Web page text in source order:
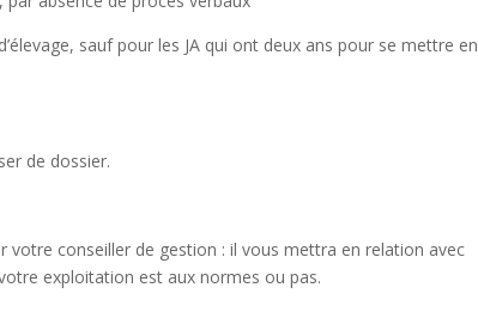
sauf pour les JA qui ont deux ans pour se mettre en
de dossier.
conseiller de gestion : il vous mettra en relation avec
exploitation est aux normes ou pas.